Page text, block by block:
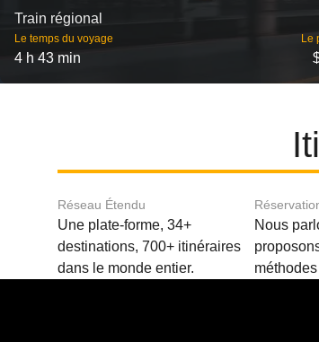
Train régional
Le temps du voyage
4 h 43 min
Le
Réseau Étendu
Une plate-forme, 34+
destinations, 700+ itinéraires
dans le monde entier.
Nous